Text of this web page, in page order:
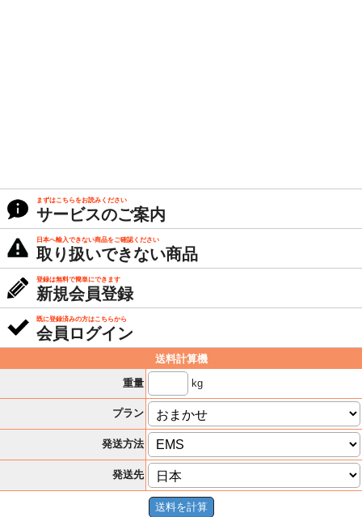
まずはこちらをお読みください
サービスのご案内
日本へ輸入できない商品をご確認ください
取り扱いできない商品
登録は無料で簡単にできます
新規会員登録
既に登録済みの方はこちらから
会員ログイン
送料計算機
重量
kg
プラン
発送方法
発送先